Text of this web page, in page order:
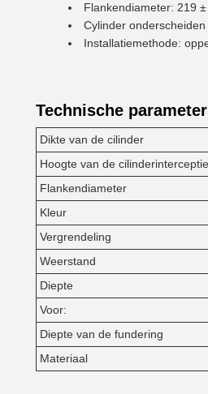
Flankendiameter: 219
Cylinder
Installatiemethode:
Technische
Dikte van de cilinder
Hoogte van de cilinderinterceptie
Flankendiameter
Kleur
Vergrendeling
Weerstand
Diepte
Voor:
Diepte van de fundering
Materiaal